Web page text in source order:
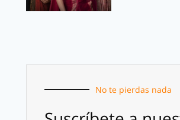
No te pierdas nada